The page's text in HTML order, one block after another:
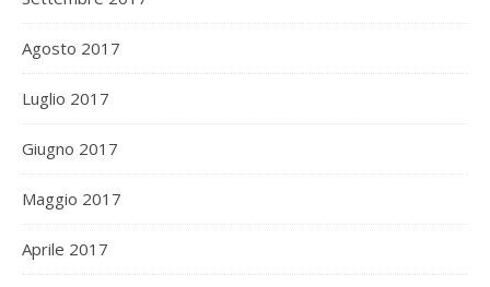
Agosto 2017
Luglio 2017
Giugno 2017
Maggio 2017
Aprile 2017